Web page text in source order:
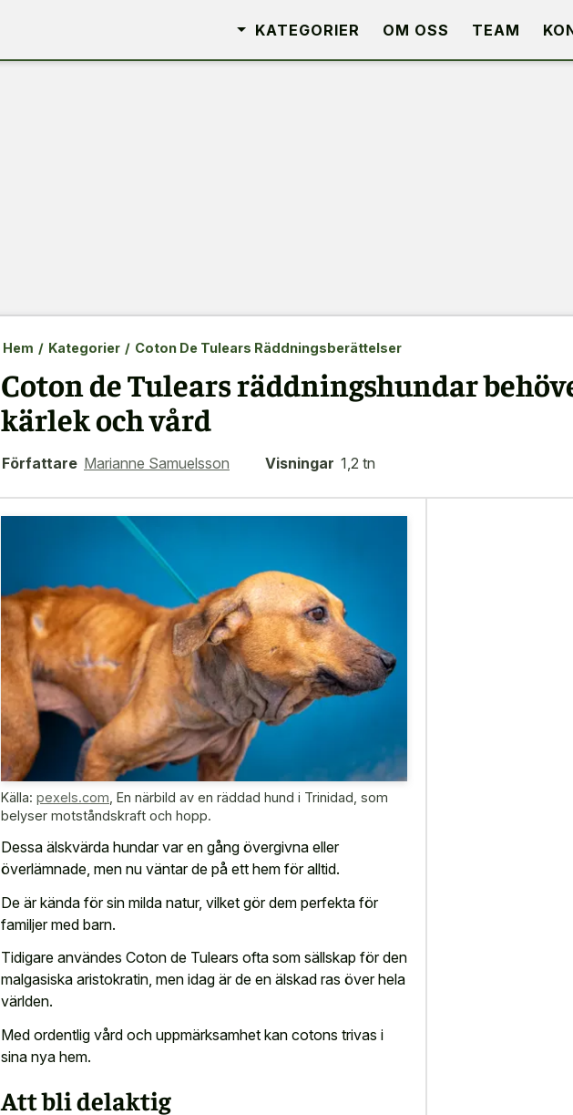
KATEGORIER OM OSS TEAM
Hem / Kategorier / Coton De Tulears Räddningsberättelser
Coton de Tulears räddningshundar
kärlek och vård
Författare Marianne Samuelsson Visningar 1,2 tn
Källa: pexels.com En närbild av en räddad hund i Trinidad, som
belyser motståndskraft och hopp.
Dessa älskvärda hundar var en gång övergivna eller
överlämnade, men nu väntar de på ett hem för alltid.
De är kända för sin milda natur, vilket gör dem perfekta för
familjer med barn.
Tidigare användes Coton de Tulears ofta som sällskap för den
malgasiska aristokratin, men idag är de en älskad ras över hela
världen.
Med ordentlig vård och uppmärksamhet kan cotons trivas i
sina nya hem.
Att bli delaktig